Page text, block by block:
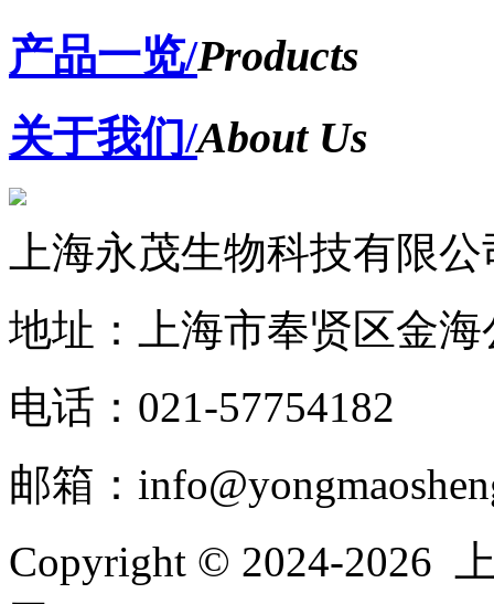
产品一览/Products
关于我们/About Us
上海永茂生物科技有限公
地址：上海市奉贤区金海
电话：021-57754182
邮箱：
Copyright © 2024-2026